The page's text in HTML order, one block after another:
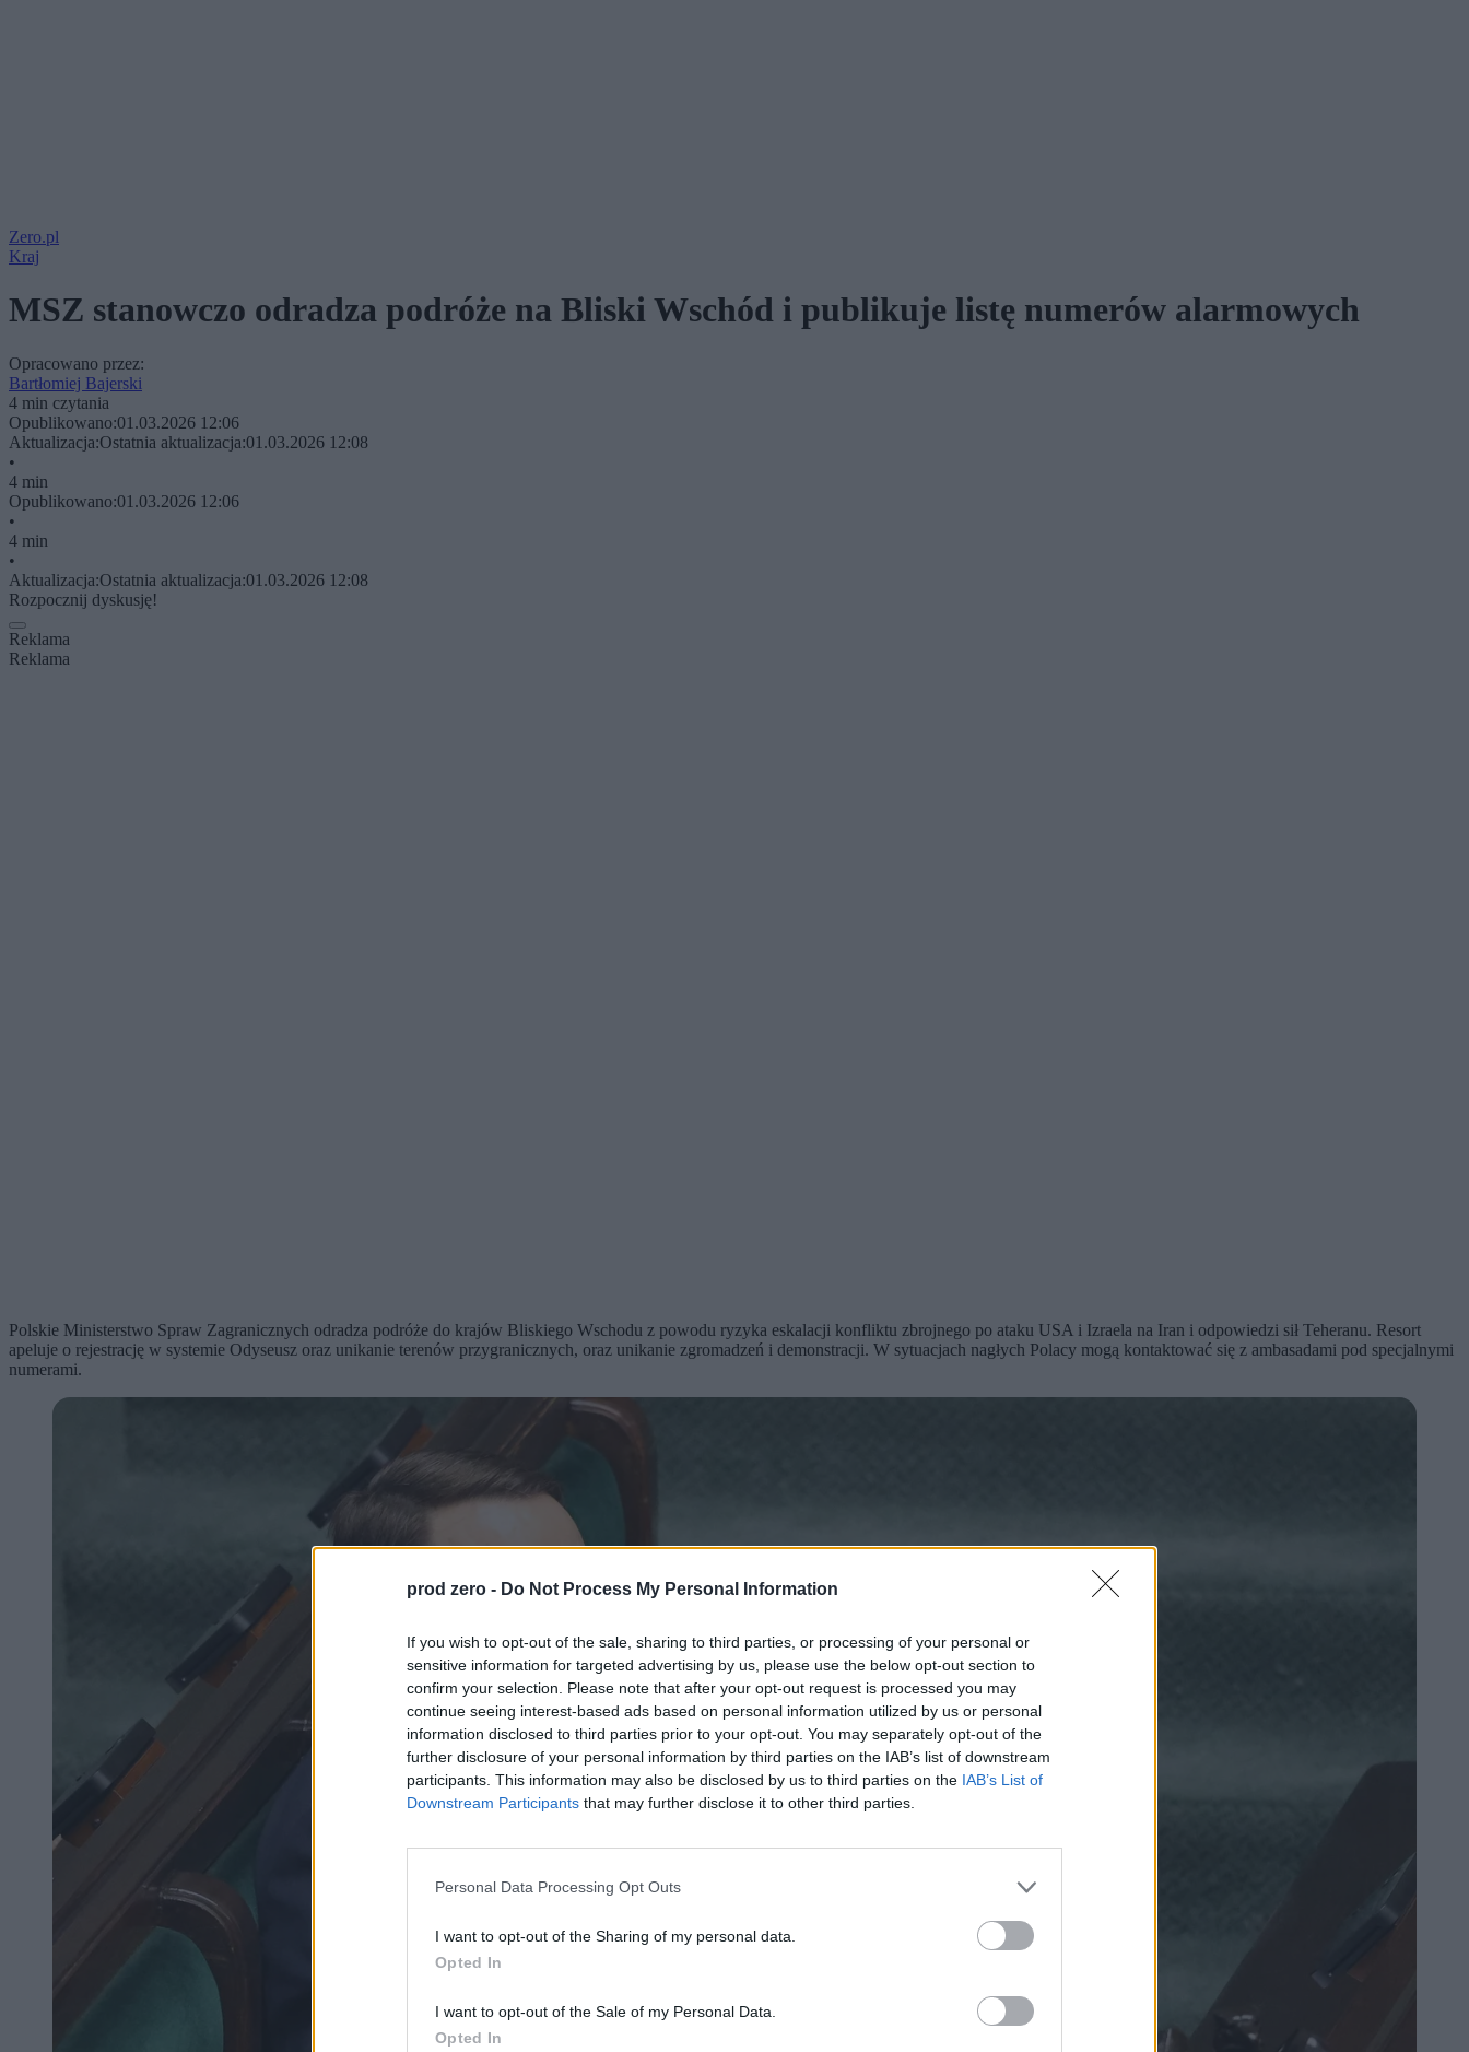
prod zero - Do Not Process My Personal Information
If you wish to opt-out of the sale, sharing to third parties, or processing of your personal or
sensitive information for targeted advertising by us, please use the below opt-out section to
confirm your selection. Please note that after your opt-out request is processed you may
continue seeing interest-based ads based on personal information utilized by us or personal
information disclosed to third parties prior to your opt-out. You may separately opt-out of the
further disclosure of your personal information by third parties on the IAB’s list of downstream
participants. This information may also be disclosed by us to third parties on the IAB’s List of
Downstream Participants that may further disclose it to other third parties.
Personal Data Processing Opt Outs
I want to opt-out of the Sharing of my personal data.
Opted In
I want to opt-out of the Sale of my Personal Data.
Opted In
Zero.pl
Kraj
MSZ stanowczo odradza podróże na Bliski Wschód i publikuje listę numerów alarmowych
Opracowano przez:
Bartłomiej Bajerski
4 min czytania
Opublikowano:01.03.2026 12:06
Aktualizacja:Ostatnia aktualizacja:01.03.2026 12:08
•
4 min
Opublikowano:01.03.2026 12:06
•
4 min
•
Aktualizacja:Ostatnia aktualizacja:01.03.2026 12:08
Rozpocznij dyskusję!
Reklama
Reklama
Polskie Ministerstwo Spraw Zagranicznych odradza podróże do krajów Bliskiego Wschodu z powodu ryzyka eskalacji konfliktu zbrojnego po ataku USA i Izraela na Iran i odpowiedzi sił Teheranu. Resort
apeluje o rejestrację w systemie Odyseusz oraz unikanie terenów przygranicznych, oraz unikanie zgromadzeń i demonstracji. W sytuacjach nagłych Polacy mogą kontaktować się z ambasadami pod specjalnymi
numerami.